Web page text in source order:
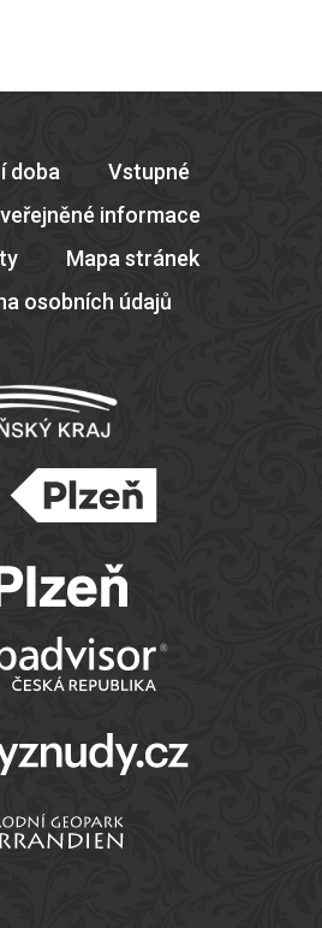
doba
Vstupné
informace
Mapa stránek
osobních údajů